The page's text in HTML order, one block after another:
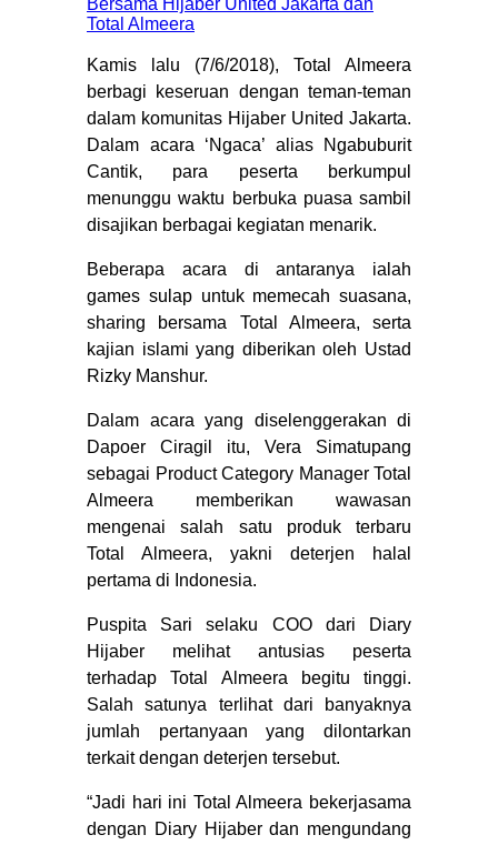
Kamis lalu (7/6/2018), Total Almeera
berbagi keseruan dengan teman-teman
dalam komunitas Hijaber United Jakarta.
Dalam acara ‘Ngaca’ alias Ngabuburit
Cantik, para peserta berkumpul
menunggu waktu berbuka puasa sambil
disajikan berbagai kegiatan menarik.
Beberapa acara di antaranya ialah
games sulap untuk memecah suasana,
sharing bersama Total Almeera, serta
kajian islami yang diberikan oleh Ustad
Rizky Manshur.
Dalam acara yang diselenggerakan di
Dapoer Ciragil itu, Vera Simatupang
sebagai Product Category Manager Total
Almeera memberikan wawasan
mengenai salah satu produk terbaru
Total Almeera, yakni deterjen halal
pertama di Indonesia.
Puspita Sari selaku COO dari Diary
Hijaber melihat antusias peserta
terhadap Total Almeera begitu tinggi.
Salah satunya terlihat dari banyaknya
jumlah pertanyaan yang dilontarkan
terkait dengan deterjen tersebut.
“Jadi hari ini Total Almeera bekerjasama
dengan Diary Hijaber dan mengundang